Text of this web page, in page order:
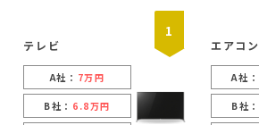
1
テレビ
A社： 7万円
B社： 6.8万円
エアコン
A社：
B社：